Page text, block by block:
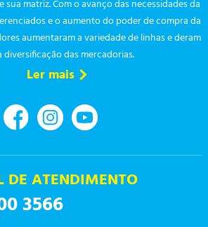
sua matriz. Com o avanço das necessidades da
e o aumento do poder de compra da
aumentaram a variedade de linhas e deram
diversificação das mercadorias.
Ler mais
DE ATENDIMENTO
3566